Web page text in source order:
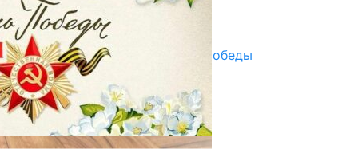
Улуу Жеңиштин жандуу сөзү
29.04.2025
Награды в преддверии Дня Победы
29.04.2025